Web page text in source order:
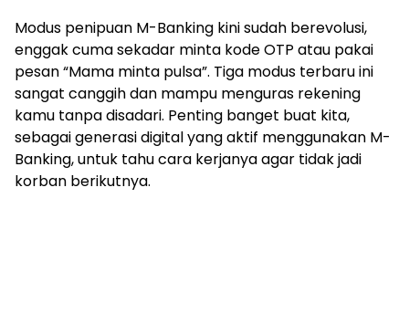
Modus penipuan M-Banking kini sudah berevolusi,
enggak cuma sekadar minta kode OTP atau pakai
pesan “Mama minta pulsa”. Tiga modus terbaru ini
sangat canggih dan mampu menguras rekening
kamu tanpa disadari. Penting banget buat kita,
sebagai generasi digital yang aktif menggunakan M-
Banking, untuk tahu cara kerjanya agar tidak jadi
korban berikutnya.